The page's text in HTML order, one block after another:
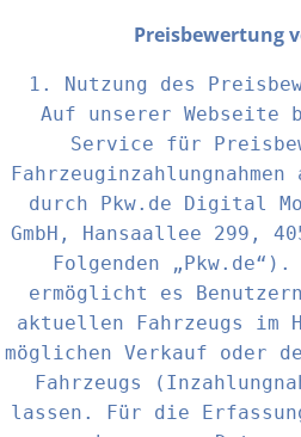
Preisbewertung
1. Nutzung des
Auf unserer Webseite
Service für
durch Pkw.de Digital
GmbH, Hansaallee 299,
Folgenden
ermöglicht es
aktuellen Fahrzeugs im
möglichen Verkauf oder
Fahrzeugs
lassen. Für die